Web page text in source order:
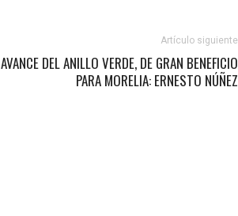
Artículo siguiente
AVANCE DEL ANILLO VERDE, DE GRAN BENEFICIO
PARA MORELIA: ERNESTO NÚÑEZ